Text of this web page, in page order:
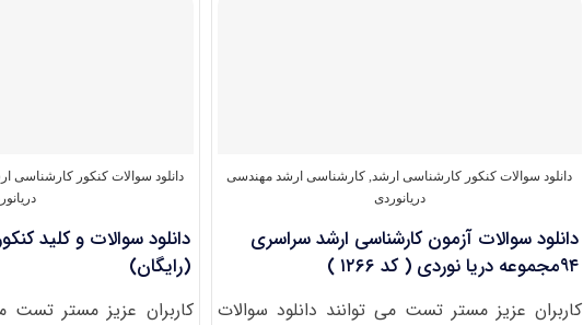
نوردی(
دانلود سوالات کنکور کارشناسی ارشد, کارشناسی ارشد مهندسی
دریانوردی
دانلود سوالات آزمون کارشناسی ارشد سراسری
۹۴مجموعه دریا نوردی ( کد ۱۲۶۶ )
کاربران عزیز مستر تست می توانند دانلود سوالات
دانلود سوالات کنکور کارشناسی
(رایگان)
کاربران عزیز مستر تست